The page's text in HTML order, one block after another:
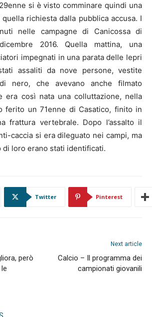
si è visto comminare quindi una
richiesta dalla pubblica accusa. I
nelle campagne di Canicossa di
2016. Quella mattina, una
impegnati in una parata delle lepri
assaliti da nove persone, vestite
nero, che avevano anche filmato
era così nata una colluttazione, nella
ferito un 71enne di Casatico, finito in
frattura vertebrale. Dopo l’assalto il
caccia si era dileguato nei campi, ma
di loro erano stati identificati.
Twitter Pinterest
però
Next article
Calcio – Il programma dei
campionati giovanili